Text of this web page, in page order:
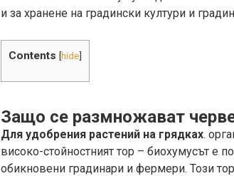
и за хранене на градински култури и
Contents [hide]
Защо се размножават
Для удобрения растений на грядках.
високо-стойностният тор – биохумусът е
обикновени градинари и фермери. Този